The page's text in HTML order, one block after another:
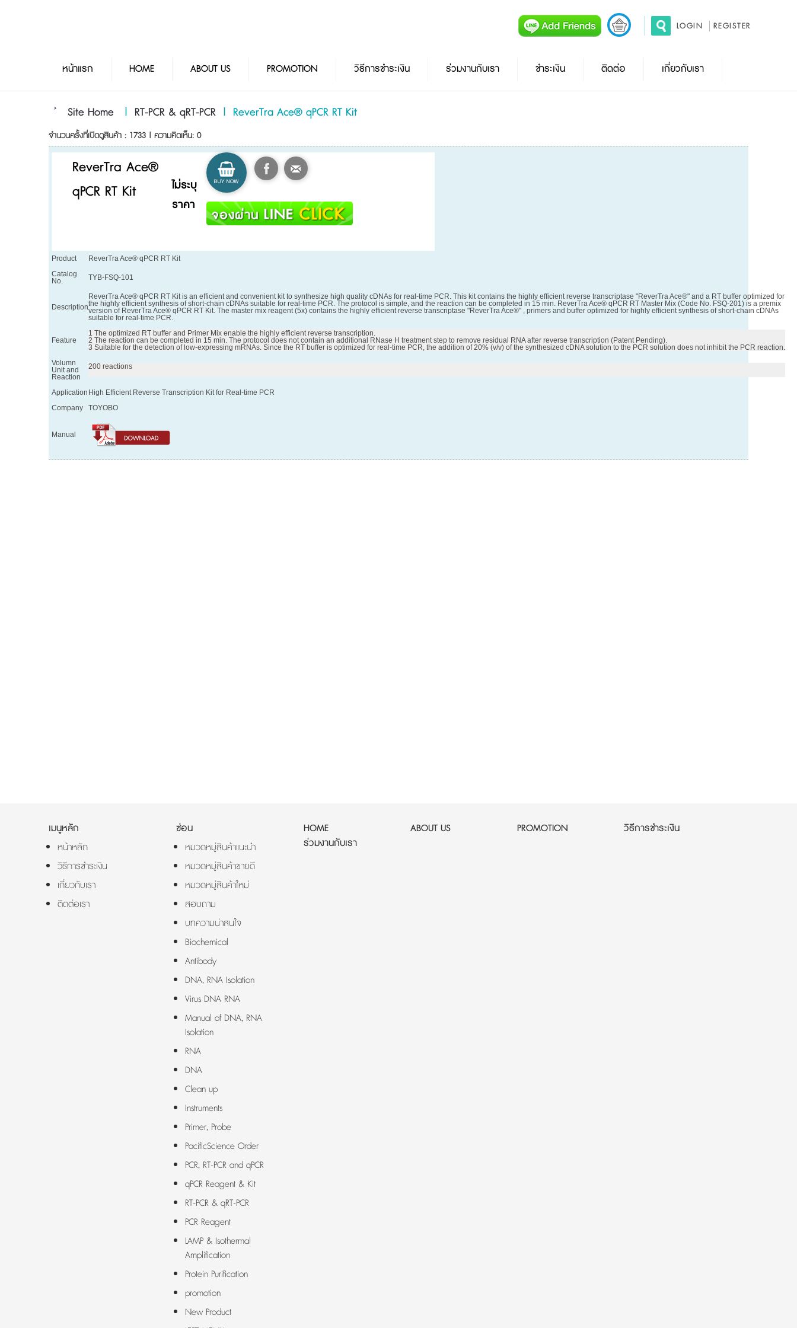
LOGIN REGISTER
หน้าแรก HOME ABOUT US PROMOTION วิธีการชำระเงิน ร่วมงานกับเรา ชำระเงิน ติดต่อ เกี่ยวกับเรา
Site Home | RT-PCR & qRT-PCR | ReverTra Ace® qPCR RT Kit
จำนวนครั้งที่เปิดดูสินค้า : 1733 | ความคิดเห็น: 0
ReverTra Ace®
qPCR RT Kit
ไม่ระบุ
ราคา
Product
ReverTra Ace® qPCR RT Kit
Catalog
No.
TYB-FSQ-101
Description
ReverTra Ace® qPCR RT Kit is an efficient and convenient kit to synthesize high quality cDNAs for real-time PCR. This kit contains the highly efficient reverse transcriptase "ReverTra Ace®" and a RT buffer optimized for
the highly efficient synthesis of short-chain cDNAs suitable for real-time PCR. The protocol is simple, and the reaction can be completed in 15 min. ReverTra Ace® qPCR RT Master Mix (Code No. FSQ-201) is a premix
version of ReverTra Ace® qPCR RT Kit. The master mix reagent (5x) contains the highly efficient reverse transcriptase "ReverTra Ace®" , primers and buffer optimized for highly efficient synthesis of short-chain cDNAs
suitable for real-time PCR.
Feature
1 The optimized RT buffer and Primer Mix enable the highly efficient reverse transcription.
2 The reaction can be completed in 15 min. The protocol does not contain an additional RNase H treatment step to remove residual RNA after reverse transcription (Patent Pending).
3 Suitable for the detection of low-expressing mRNAs. Since the RT buffer is optimized for real-time PCR, the addition of 20% (v/v) of the synthesized cDNA solution to the PCR solution does not inhibit the PCR reaction.
Volumn
Unit and
Reaction
200 reactions
Application High Efficient Reverse Transcription Kit for Real-time PCR
Company
TOYOBO
Manual
เมนูหลัก
หน้าหลัก
วิธีการชำระเงิน
เกี่ยวกับเรา
ติดต่อเรา
ซ่อน
หมวดหมู่สินค้าแนะนำ
หมวดหมู่สินค้าขายดี
หมวดหมู่สินค้าใหม่
สอบถาม
บทความน่าสนใจ
Biochemical
Antibody
DNA, RNA Isolation
Virus DNA RNA
Manual of DNA, RNA
Isolation
RNA
DNA
Clean up
Instruments
Primer, Probe
PacificScience Order
PCR, RT-PCR and qPCR
qPCR Reagent & Kit
RT-PCR & qRT-PCR
PCR Reagent
LAMP & Isothermal
Amplification
Protein Purification
promotion
New Product
HOME ABOUT US PROMOTION
วิธีการชำระเงิน
ร่วมงานกับเรา